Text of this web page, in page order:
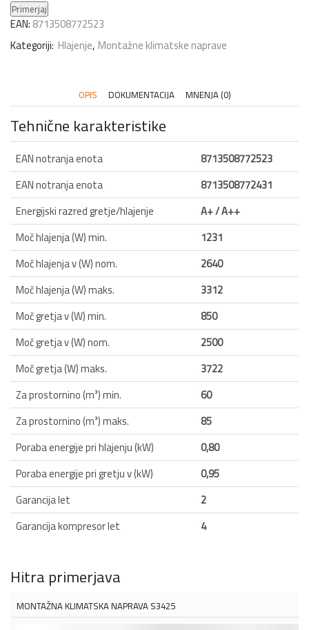
Primerjaj
EAN:8713508772523
Kategoriji: Hlajenje, Montažne klimatske naprave
OPIS DOKUMENTACIJA MNENJA (0)
Tehnične karakteristike
EAN notranja enota
8713508772523
EAN notranja enota
8713508772431
Energijski razred gretje/hlajenje
A+ / A++
Moč hlajenja (W) min.
1231
Moč hlajenja v (W) nom.
2640
Moč hlajenja (W) maks.
3312
Moč gretja v (W) min.
850
Moč gretja v (W) nom.
2500
Moč gretja (W) maks.
3722
Za prostornino (m³) min.
60
Za prostornino (m³) maks.
85
Poraba energije pri hlajenju (kW)
0,80
Poraba energije pri gretju v (kW)
0,95
Garancija let
2
Garancija kompresor let
4
Hitra primerjava
MONTAŽNA KLIMATSKA NAPRAVA S3425